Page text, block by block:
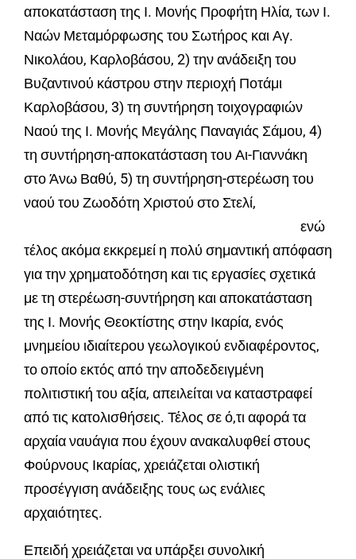
αποκατάσταση της Ι. Μονής Προφήτη Ηλία, των Ι.
Ναών Μεταμόρφωσης του Σωτήρος και Αγ.
Νικολάου, Καρλοβάσου, 2) την ανάδειξη του
Βυζαντινού κάστρου στην περιοχή Ποτάμι
Καρλοβάσου, 3) τη συντήρηση τοιχογραφιών
Ναού της Ι. Μονής Μεγάλης Παναγιάς Σάμου, 4)
τη συντήρηση-αποκατάσταση του Αι-Γιαννάκη
στο Άνω Βαθύ, 5) τη συντήρηση-στερέωση του
ναού του Ζωοδότη Χριστού στο Στελί,
ενώ
τέλος ακόμα εκκρεμεί η πολύ σημαντική απόφαση
για την χρηματοδότηση και τις εργασίες σχετικά
με τη στερέωση-συντήρηση και αποκατάσταση
της Ι. Μονής Θεοκτίστης στην Ικαρία, ενός
μνημείου ιδιαίτερου γεωλογικού ενδιαφέροντος,
το οποίο εκτός από την αποδεδειγμένη
πολιτιστική του αξία, απειλείται να καταστραφεί
από τις κατολισθήσεις. Τέλος σε ό,τι αφορά τα
αρχαία ναυάγια που έχουν ανακαλυφθεί στους
Φούρνους Ικαρίας, χρειάζεται ολιστική
προσέγγιση ανάδειξης τους ως ενάλιες
αρχαιότητες.
Επειδή χρειάζεται να υπάρξει συνολική